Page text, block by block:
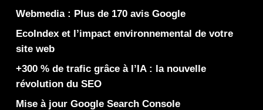
Webmedia : Plus de 170 avis Google
EcoIndex et l’impact environnemental de votre
site web
+300 % de trafic grâce à l’IA : la nouvelle
révolution du SEO
Mise à jour Google Search Console